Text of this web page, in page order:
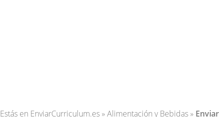
Estás en EnviarCurriculum.es» Alimentación y Bebidas» Enviar